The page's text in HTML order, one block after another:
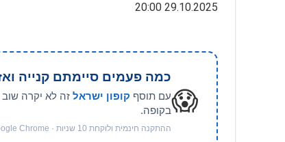
29.10.2025 20:00
😱
כמה פעמים סיימתם קנייה
עם תוסף קופון ישראל זה לא יקרה שוב
בקופה.
ההתקנה חינמית ולוקחת 10 שניות · Google Chrome במחשב